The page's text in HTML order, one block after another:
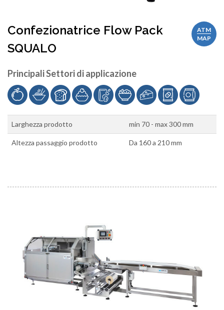
ATM
MAP
Confezionatrice Flow Pack
SQUALO
Principali Settori di applicazione
Larghezza prodotto min 70 - max 300 mm
Altezza passaggio prodotto Da 160 a 210 mm